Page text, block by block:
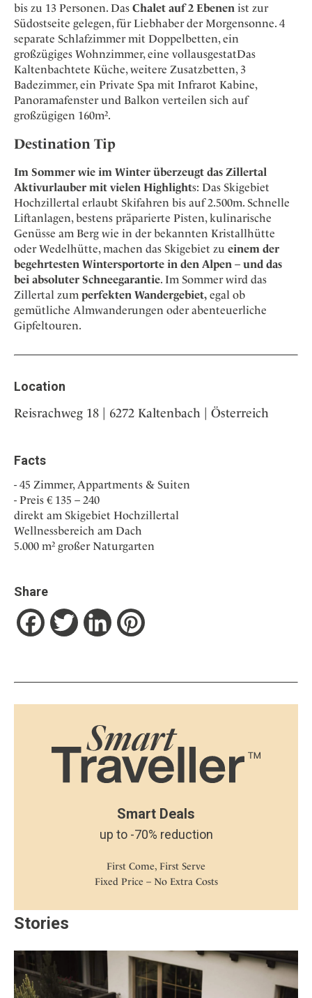
bis zu 13 Personen. Das Chalet auf 2 Ebenen ist zur
Südostseite gelegen, für Liebhaber der Morgensonne. 4
separate Schlafzimmer mit Doppelbetten, ein
großzügiges Wohnzimmer, eine vollausgestatDas
Kaltenbachtete Küche, weitere Zusatzbetten, 3
Badezimmer, ein Private Spa mit Infrarot Kabine,
Panoramafenster und Balkon verteilen sich auf
großzügigen 160m².
Destination Tip
Im Sommer wie im Winter überzeugt das Zillertal
Aktivurlauber mit vielen Highlights: Das Skigebiet
Hochzillertal erlaubt Skifahren bis auf 2.500m. Schnelle
Liftanlagen, bestens präparierte Pisten, kulinarische
Genüsse am Berg wie in der bekannten Kristallhütte
oder Wedelhütte, machen das Skigebiet zu einem der
begehrtesten Wintersportorte in den Alpen – und das
bei absoluter Schneegarantie. Im Sommer wird das
Zillertal zum perfekten Wandergebiet, egal ob
gemütliche Almwanderungen oder abenteuerliche
Gipfeltouren.
Location
Reisrachweg 18 | 6272 Kaltenbach | Österreich
Facts
45 Zimmer, Appartments & Suiten
Preis € 135 – 240
direkt am Skigebiet Hochzillertal
Wellnessbereich am Dach
5.000 m² großer Naturgarten
Share
FacebookTwitter LinkedIn
Smart Deals
up to -70% reduction
First Come, First Serve
Fixed Price – No Extra Costs
Stories